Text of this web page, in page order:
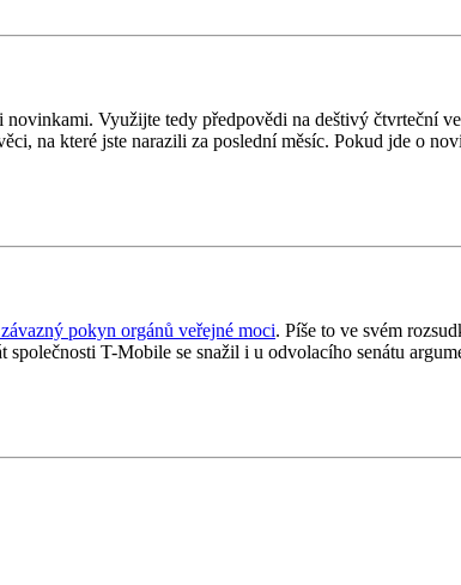
Využijte tedy předpovědi na deštivý čtvrteční
na které jste narazili za poslední měsíc. Pokud jde o
pokyn orgánů veřejné moci. Píše to ve svém
T-Mobile se snažil i u odvolacího senátu